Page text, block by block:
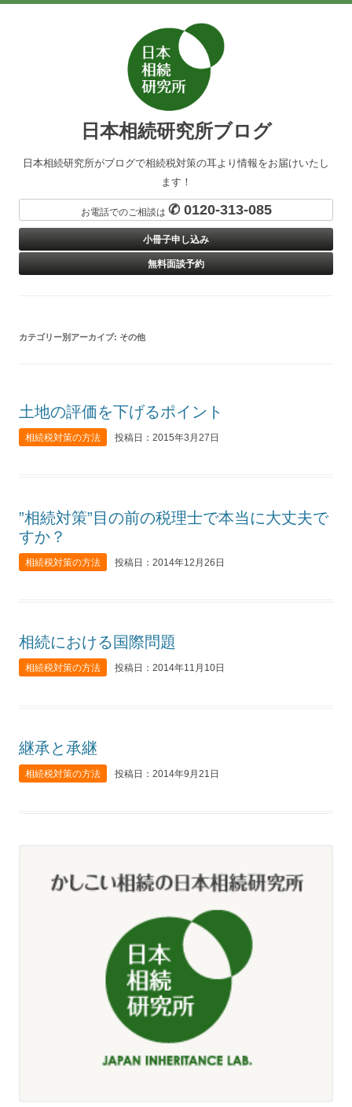
日本相続研究所ブログ
日本相続研究所がブログで相続税対策の耳より情報をお届けいたし
ます！
お電話でのご相談は ✆ 0120-313-085
小冊子申し込み
無料面談予約
カテゴリー別アーカイブ: その他
土地の評価を下げるポイント
相続税対策の方法 投稿日：2015年3月27日
”相続対策”目の前の税理士で本当に大丈夫で
すか？
相続税対策の方法 投稿日：2014年12月26日
相続における国際問題
相続税対策の方法 投稿日：2014年11月10日
継承と承継
相続税対策の方法 投稿日：2014年9月21日